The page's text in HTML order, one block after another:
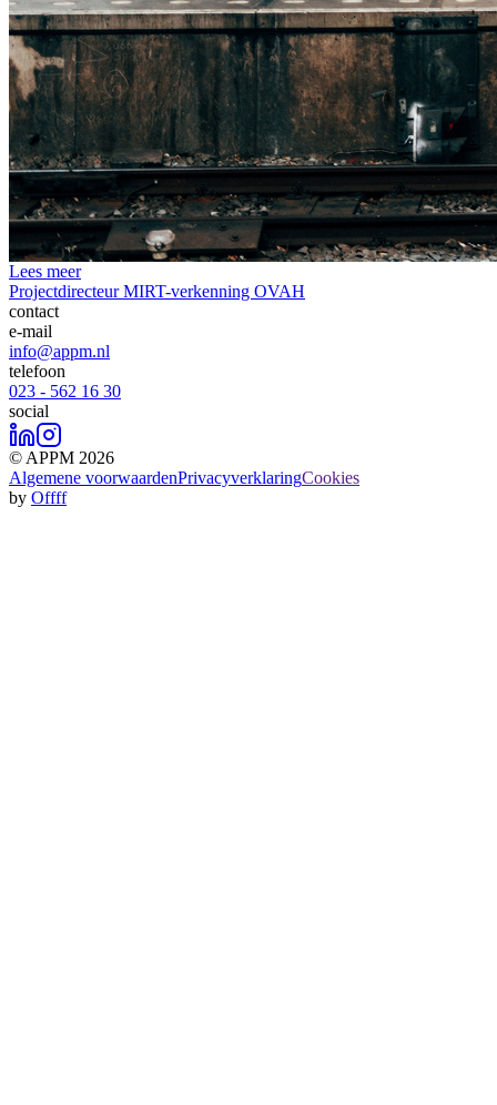
Lees meer
Projectdirecteur MIRT-verkenning OVAH
contact
e-mail
info@appm.nl
telefoon
023 - 562 16 30
social
© APPM 2026
Algemene voorwaardenPrivacyverklaringCookies
by Offff